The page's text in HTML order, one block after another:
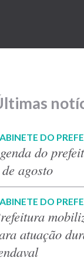
DO
do
agosto
DO
atuação